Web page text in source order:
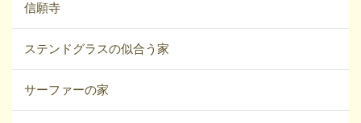
信願寺
ステンドグラスの似合う家
サーファーの家